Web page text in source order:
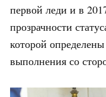
первой леди и в
прозрачности
которой
выполнения со